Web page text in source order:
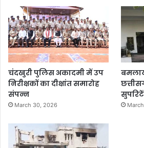
चंदखुरी पुलिस अकादमी में उप
निरीक्षकों का दीक्षांत समारोह
संपन्न
March 30, 2026